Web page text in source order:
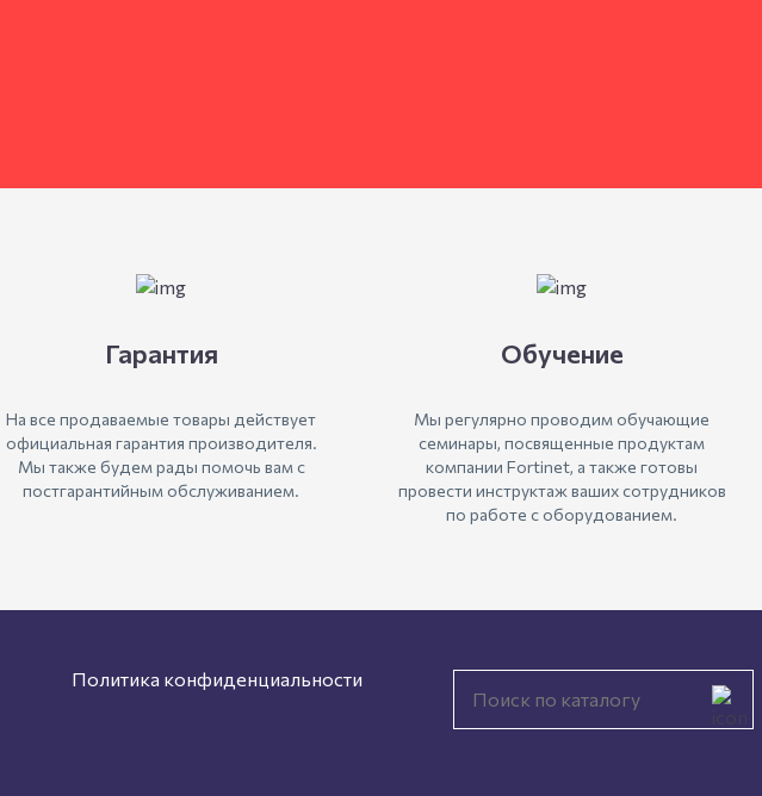
Гарантия
На все продаваемые товары действует
официальная гарантия производителя.
Мы также будем рады помочь вам с
постгарантийным обслуживанием.
Обучение
Мы регулярно проводим обучающие
семинары, посвященные продуктам
компании Fortinet, а также готовы
провести инструктаж ваших сотрудников
по работе с оборудованием.
Политика конфиденциальности